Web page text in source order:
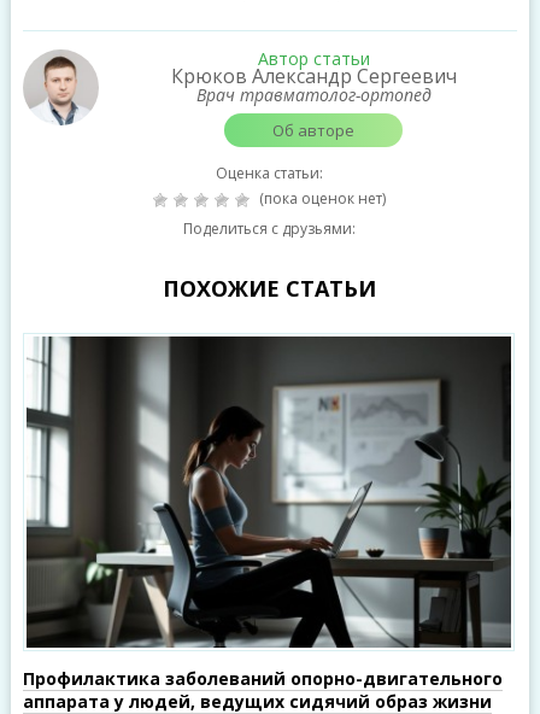
Автор статьи
Крюков Александр Сергеевич
Врач травматолог-ортопед
Об авторе
Оценка статьи:
(пока оценок нет)
Поделиться с друзьями:
ПОХОЖИЕ СТАТЬИ
Профилактика заболеваний опорно-двигательного
аппарата у людей, ведущих сидячий образ жизни